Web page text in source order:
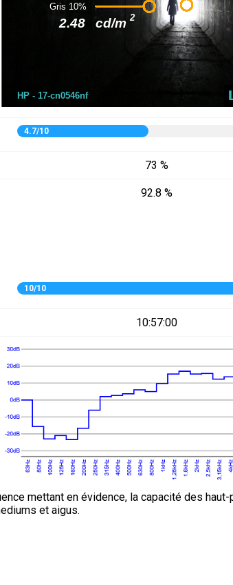
4.7/10
73 %
92.8 %
10/10
10:57:00
mettant en évidence, la capacité des haut-
et aigus.